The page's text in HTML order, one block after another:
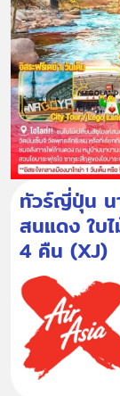
ทัวร์ญี่ปุ่น น
สนแดง ใบ
4 คืน (XJ)